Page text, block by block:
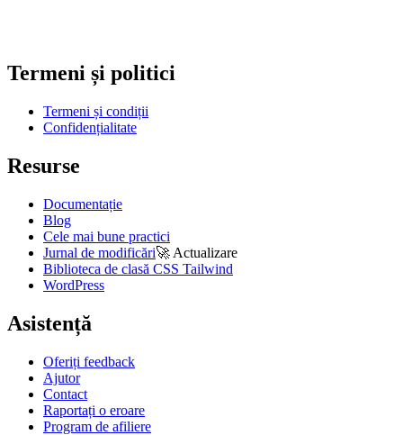
Termeni și politici
Termeni și condiții
Confidențialitate
Resurse
Documentație
Blog
Cele mai bune practici
Jurnal de modificări🚀 Actualizare
Biblioteca de clasă CSS Tailwind
WordPress
Asistență
Oferiți feedback
Ajutor
Contact
Raportați o eroare
Program de afiliere